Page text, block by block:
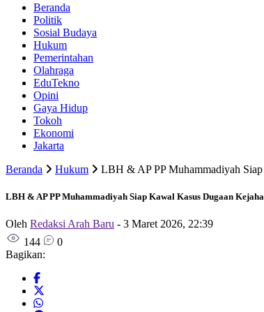
Beranda
Politik
Sosial Budaya
Hukum
Pemerintahan
Olahraga
EduTekno
Opini
Gaya Hidup
Tokoh
Ekonomi
Jakarta
Beranda
Hukum LBH & AP PP Muhammadiyah
LBH & AP PP Muhammadiyah Siap Kawal Kasus Dugaan
Oleh Redaksi Arah Baru - 3 Maret 2026, 22:39
144
0
Bagikan: